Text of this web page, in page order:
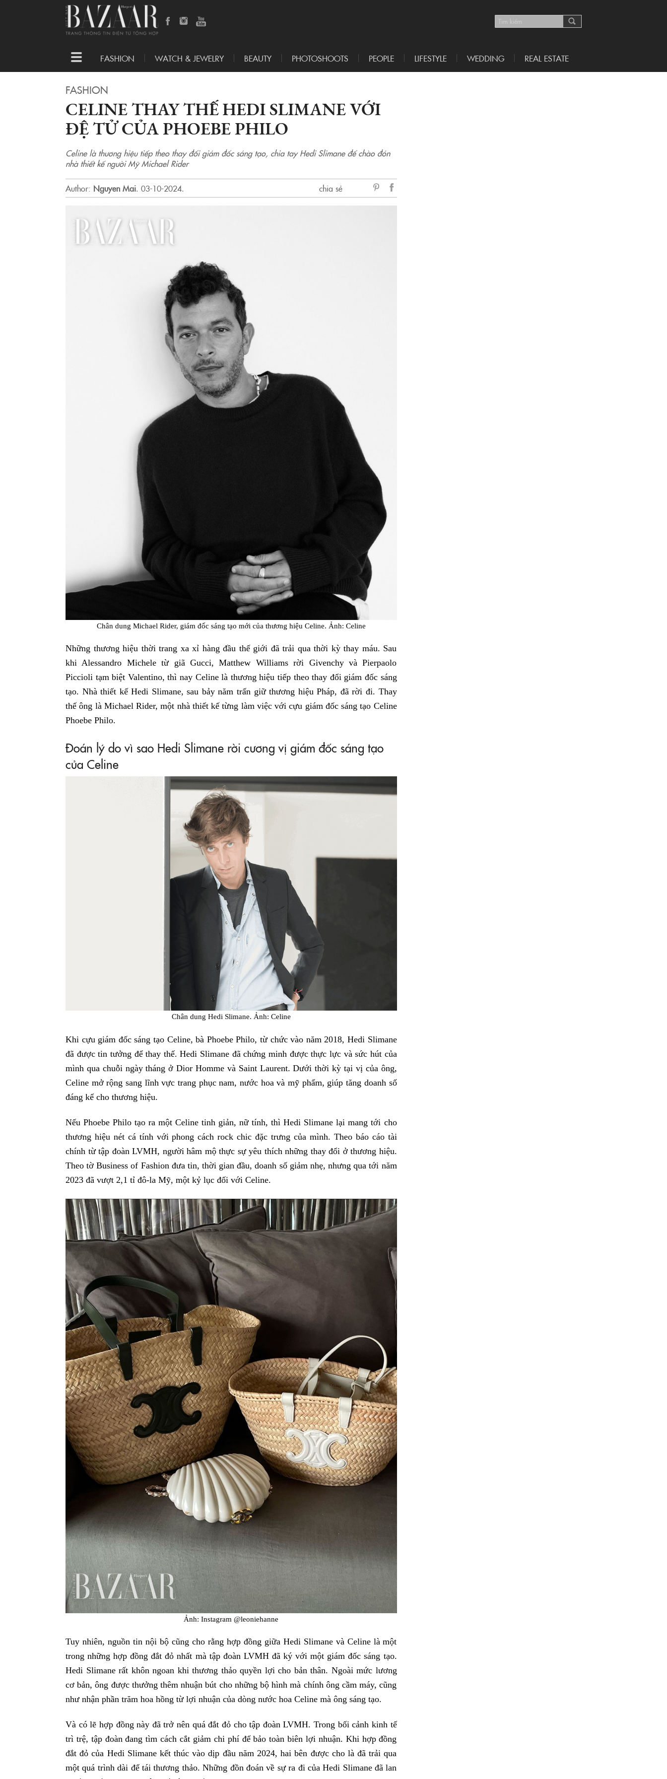
Toggle
navigation
FASHION WATCH & JEWELRY BEAUTY PHOTOSHOOTS PEOPLE LIFESTYLE WEDDING REAL ESTATE
FASHION
CELINE THAY THẾ HEDI SLIMANE VỚI
ĐỆ TỬ CỦA PHOEBE PHILO
Celine là thương hiệu tiếp theo thay đổi giám đốc sáng tạo, chia tay Hedi Slimane để chào đón
nhà thiết kế người Mỹ Michael Rider
Author: Nguyen Mai. 03-10-2024.
chia sẻ
Chân dung Michael Rider, giám đốc sáng tạo mới của thương hiệu Celine. Ảnh: Celine
Những thương hiệu thời trang xa xỉ hàng đầu thế giới đã trải qua thời kỳ thay máu. Sau
khi Alessandro Michele từ giã Gucci, Matthew Williams rời Givenchy và Pierpaolo
Piccioli tạm biệt Valentino, thì nay Celine là thương hiệu tiếp theo thay đổi giám đốc sáng
tạo. Nhà thiết kế Hedi Slimane, sau bảy năm trấn giữ thương hiệu Pháp, đã rời đi. Thay
thế ông là Michael Rider, một nhà thiết kế từng làm việc với cựu giám đốc sáng tạo Celine
Phoebe Philo.
Đoán lý do vì sao Hedi Slimane rời cương vị giám đốc sáng tạo
của Celine
Chân dung Hedi Slimane. Ảnh: Celine
Khi cựu giám đốc sáng tạo Celine, bà Phoebe Philo, từ chức vào năm 2018, Hedi Slimane
đã được tin tưởng để thay thế. Hedi Slimane đã chứng minh được thực lực và sức hút của
mình qua chuỗi ngày tháng ở Dior Homme và Saint Laurent. Dưới thời kỳ tại vị của ông,
Celine mở rộng sang lĩnh vực trang phục nam, nước hoa và mỹ phẩm, giúp tăng doanh số
đáng kể cho thương hiệu.
Nếu Phoebe Philo tạo ra một Celine tinh giản, nữ tính, thì Hedi Slimane lại mang tới cho
thương hiệu nét cá tính với phong cách rock chic đặc trưng của mình. Theo báo cáo tài
chính từ tập đoàn LVMH, người hâm mộ thực sự yêu thích những thay đổi ở thương hiệu.
Theo tờ Business of Fashion đưa tin, thời gian đầu, doanh số giảm nhẹ, nhưng qua tới năm
2023 đã vượt 2,1 tỉ đô-la Mỹ, một kỷ lục đối với Celine.
Ảnh: Instagram @leoniehanne
Tuy nhiên, nguồn tin nội bộ cũng cho rằng hợp đồng giữa Hedi Slimane và Celine là một
trong những hợp đồng đắt đỏ nhất mà tập đoàn LVMH đã ký với một giám đốc sáng tạo.
Hedi Slimane rất khôn ngoan khi thương thảo quyền lợi cho bản thân. Ngoài mức lương
cơ bản, ông được thưởng thêm nhuận bút cho những bộ hình mà chính ông cầm máy, cũng
như nhận phần trăm hoa hồng từ lợi nhuận của dòng nước hoa Celine mà ông sáng tạo.
Và có lẽ hợp đồng này đã trở nên quá đắt đỏ cho tập đoàn LVMH. Trong bối cảnh kinh tế
trì trệ, tập đoàn đang tìm cách cắt giảm chi phí để bảo toàn biên lợi nhuận. Khi hợp đồng
đắt đỏ của Hedi Slimane kết thúc vào dịp đầu năm 2024, hai bên được cho là đã trải qua
một quá trình dài để tái thương thảo. Những đồn đoán về sự ra đi của Hedi Slimane đã lan